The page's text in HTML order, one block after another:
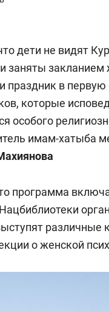
дети не видят
заняты
праздник в
которые
особого
имам-хатыба
программа
различные
о женской